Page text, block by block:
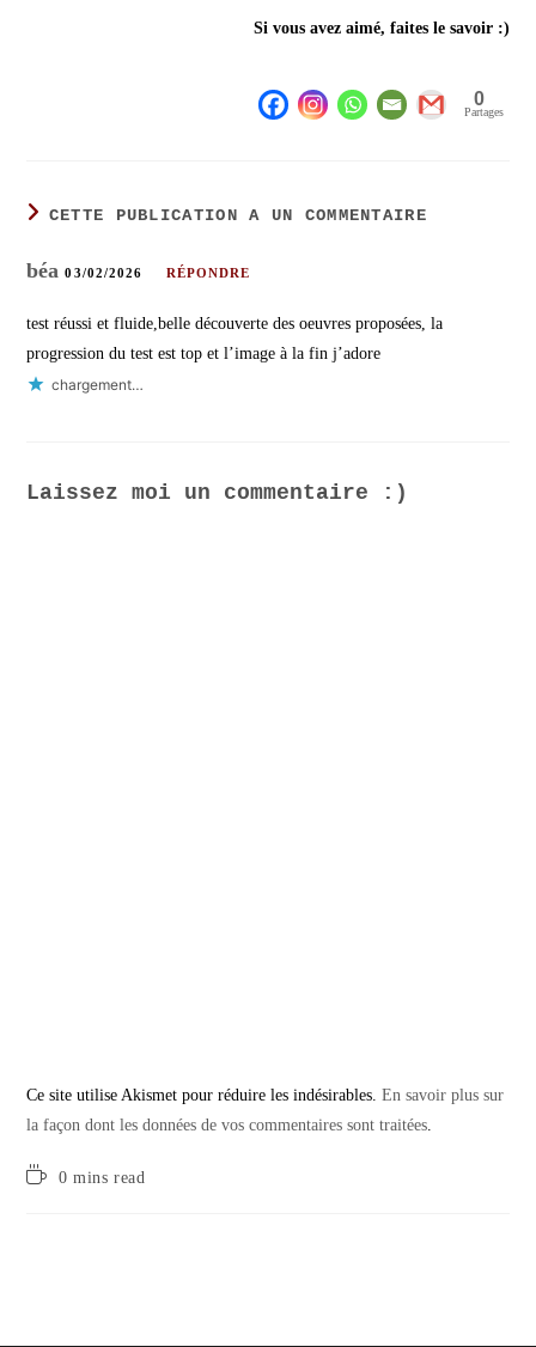
Si vous avez aimé, faites le savoir :)
0
Partages
CETTE PUBLICATION A UN COMMENTAIRE
béa 03/02/2026 RÉPONDRE
test réussi et fluide,belle découverte des oeuvres proposées, la
progression du test est top et l’image à la fin j’adore
chargement…
Laissez moi un commentaire :)
Ce site utilise Akismet pour réduire les indésirables.En savoir plus sur
la façon dont les données de vos commentaires sont traitées
Temps0 mins read